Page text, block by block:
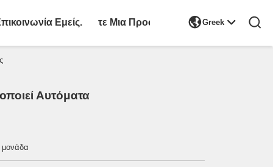
Εμείς.Ζητήστε Μια Προσφορά Greek 
Αυτόματα
μονάδα